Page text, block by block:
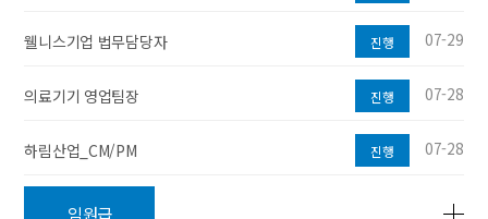
웰니스기업 법무담당자 진행 07-29
의료기기 영업팀장 진행 07-28
하림산업_CM/PM 진행 07-28
임원급